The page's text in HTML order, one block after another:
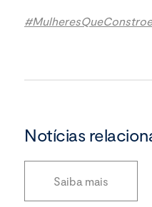
Notícias
Saiba mais